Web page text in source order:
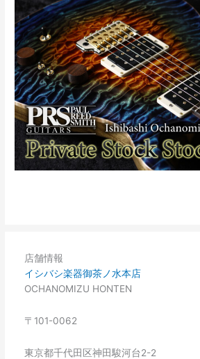
店舗情報
イシバシ楽器御茶ノ水本店
OCHANOMIZU HONTEN
〒101-0062
東京都千代田区神田駿河台2-2